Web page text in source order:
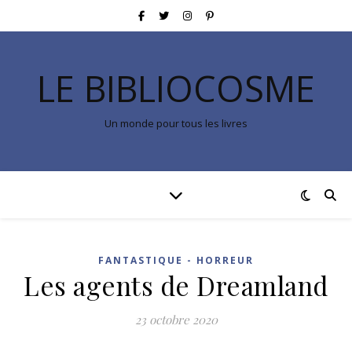
LE BIBLIOCOSME
Un monde pour tous les livres
FANTASTIQUE - HORREUR
Les agents de Dreamland
23 octobre 2020